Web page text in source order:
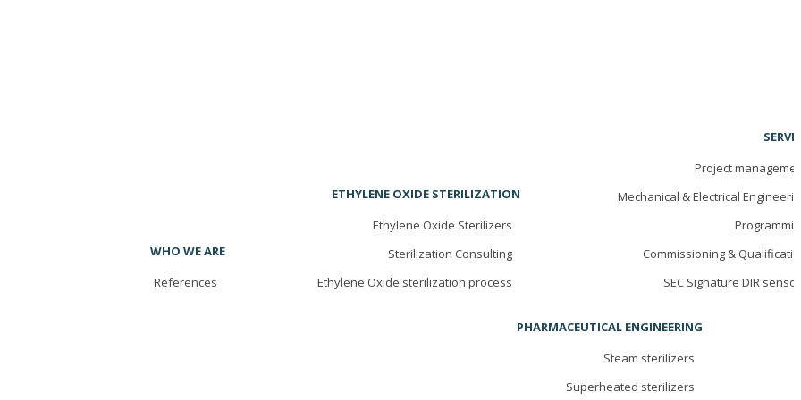
WHO WE ARE
References
ETHYLENE OXIDE STERILIZATION
Ethylene Oxide Sterilizers
Sterilization Consulting
Ethylene Oxide sterilization process
Project
Mechanical & Electrical
Commissioning &
SEC Signature DIR
PHARMACEUTICAL ENGINEERING
Steam sterilizers
Superheated sterilizers